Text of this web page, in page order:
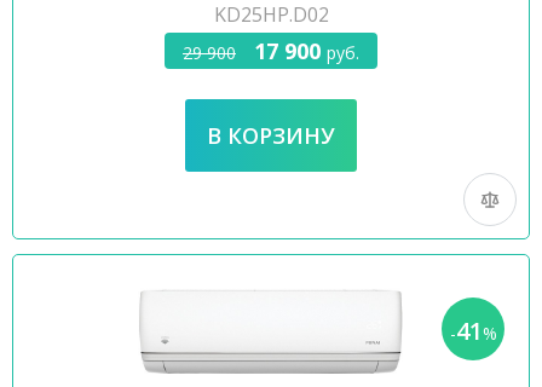
KD25HP.D02
29 900 17 900 руб.
-41%